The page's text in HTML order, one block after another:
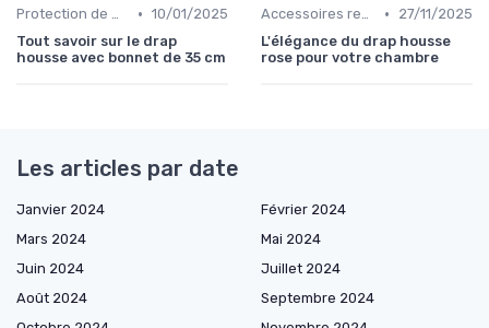
Protection de matelas • 10/01/2025
Tout savoir sur le drap
housse avec bonnet de 35 cm
Accessoires recommandés •
27/11/2025
L'élégance du drap housse
rose pour votre chambre
Les articles par date
Janvier 2024
Février 2024
Mars 2024
Mai 2024
Juin 2024
Juillet 2024
Août 2024
Septembre 2024